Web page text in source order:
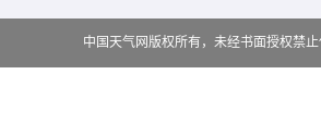
中国天气网版权所有，未经书面授权